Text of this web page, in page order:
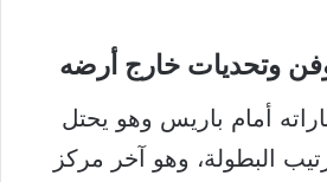
وتحديات خارج أرضه
أمام باريس وهو يحتل
في ترتيب البطولة، وهو آخر مركز